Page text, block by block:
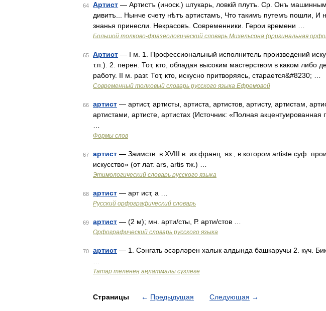
64 Артист — Артистъ (иноск.) штукарь, ловкій плутъ. Ср. Онъ
дивитъ... Нынче счету нѣтъ артистамъ, Что такимъ путемъ пошли,
знанья принесли. Некрасовъ. Современники. Герои времени …
Большой толково-фразеологический словарь Михельсона (оригинальная
65 Артист — I м. 1. Профессиональный исполнитель произведений
т.п.). 2. перен. Тот, кто, обладая высоким мастерством в каком либо
работу. II м. разг. Тот, кто, искусно притворяясь, старается&#8230; …
Современный толковый словарь русского языка Ефремовой
66 артист — артист, артисты, артиста, артистов, артисту, артистам,
артистами, артисте, артистах (Источник: «Полная
Формы слов
67 артист — Заимств. в XVIII в. из франц. яз., в котором artiste суф.
искусство» (от лат. ars, artis тж.) …
Этимологический словарь русского языка
68 артист — арт ист, а …
Русский орфографический словарь
69 артист — (2 м); мн. арти/сты, Р. арти/стов …
Орфографический словарь русского языка
70 артист — 1. Сәнгать әсәрләрен халык алдында башкаручы 2. күч.
Татар теленең аңлатмалы сүзлеге
Страницы ← Предыдущая Следующая →